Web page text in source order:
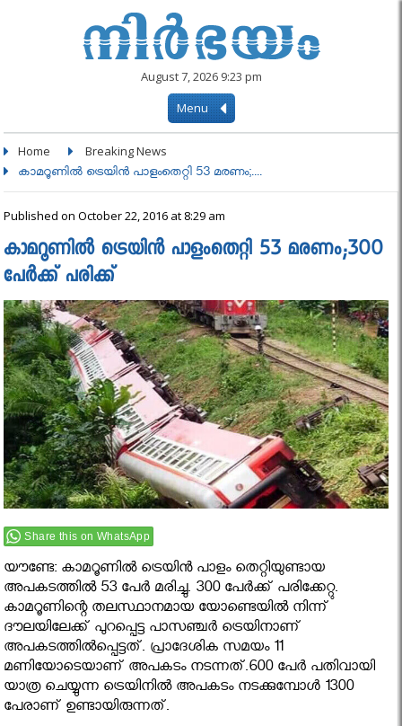
August 7, 2026 9:23 pm
Menu
Home Breaking News
കാമറൂണില്‍ ട്രെയിന്‍ പാളംതെറ്റി 53 മരണം;....
Published on October 22, 2016 at 8:29 am
കാമറൂണില്‍ ട്രെയിന്‍ പാളംതെറ്റി 53 മരണം;300
പേര്‍ക്ക് പരിക്ക്
Share this on WhatsApp
യൗണ്ടേ: കാമറൂണിൽ ട്രെയിൻ പാളം തെറ്റിയുണ്ടായ
അപകടത്തിൽ 53 പേർ മരിച്ചു. 300 പേർക്ക് പരിക്കേറ്റു.
കാമറൂണിന്റെ തലസ്ഥാനമായ യോണ്ടെയില്‍ നിന്ന്
ദൗലയിലേക്ക് പുറപ്പെട്ട പാസഞ്ചര്‍ ട്രെയിനാണ്
അപകടത്തില്‍പ്പെട്ടത്. പ്രാദേശിക സമയം 11
മണിയോടെയാണ് അപകടം നടന്നത്.600 പേര്‍ പതിവായി
യാത്ര ചെയ്യുന്ന ട്രെയിനില്‍ അപകടം നടക്കുമ്പോള്‍ 1300
പേരാണ് ഉണ്ടായിരുന്നത്.